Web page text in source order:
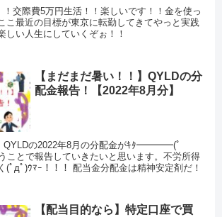
！交際費5万円生活！！楽しいです！！金を使っ
こ最近の目標が東京に転勤してきてやっと実践
しい人生にしていくぞぉ！！
【まだまだ暑い！！】QYLDの分
配金報告！【2022年8月分】
QYLDの2022年8月の分配金がｷﾀ━━━━(ﾟ
とで報告していきたいと思います。不労所得
(ﾟдﾟ)ｳﾏｰ！！！ 配当金分配金は精神安定剤だ！
【配当目的なら】特定口座で買